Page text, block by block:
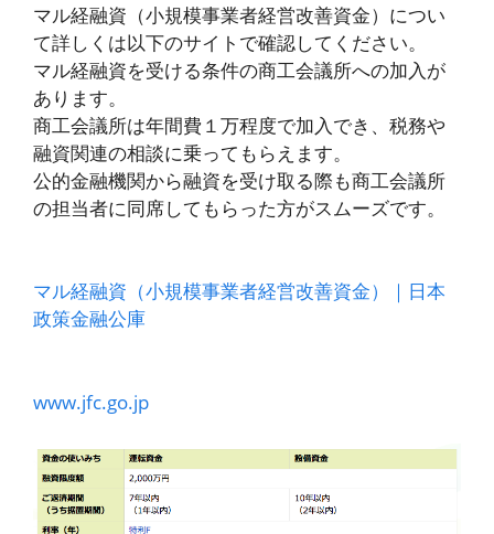
マル経融資（小規模事業者経営改善資金）につい
て詳しくは以下のサイトで確認してください。
マル経融資を受ける条件の商工会議所への加入が
あります。
商工会議所は年間費１万程度で加入でき、税務や
融資関連の相談に乗ってもらえます。
公的金融機関から融資を受け取る際も商工会議所
の担当者に同席してもらった方がスムーズです。
マル経融資（小規模事業者経営改善資金）｜日本
政策金融公庫
www.jfc.go.jp